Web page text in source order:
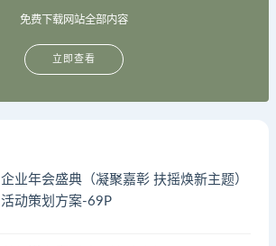
免费下载网站全部内容
立即查看
企业年会盛典（凝聚嘉彰 扶摇焕新主题）
活动策划方案-69P